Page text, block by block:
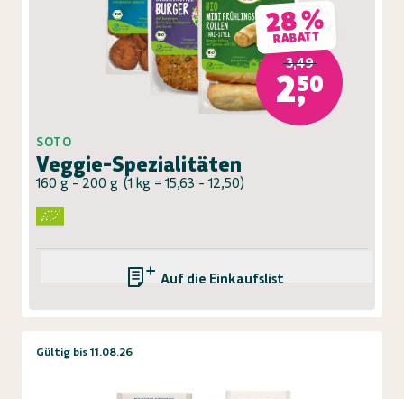
28 %
RABATT
3,49
2,50
SOTO
Veggie-Spezialitäten
160 g - 200 g (1 kg = 15,63 - 12,50)
Auf die Einkaufsliste
Gültig bis 11.08.26